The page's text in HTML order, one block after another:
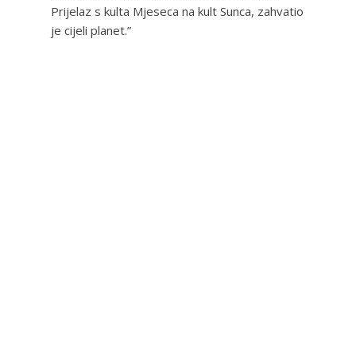
Prijelaz s kulta Mjeseca na kult Sunca, zahvatio
je cijeli planet.”